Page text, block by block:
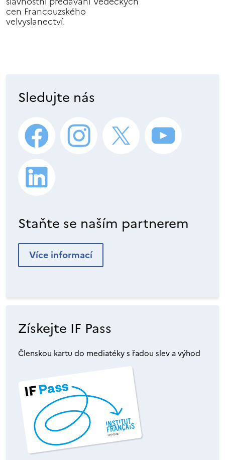
cen Francouzského
velvyslanectví.
Sledujte nás
Staňte se naším partnerem
Více informací
Získejte IF Pass
Členskou kartu do mediatéky s řadou slev a výhod